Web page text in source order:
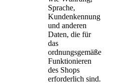
Sprache,
Kundenkennung
und anderen
Daten, die für
das
ordnungsgemäße
Funktionieren
des Shops
erforderlich sind.